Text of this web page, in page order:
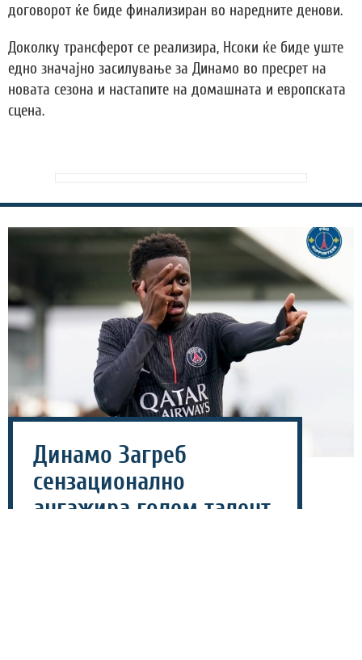
договорот ќе биде финализиран во наредните денови.
Доколку трансферот се реализира, Нсоки ќе биде уште
едно значајно засилување за Динамо во пресрет на
новата сезона и настапите на домашната и европската
сцена.
Динамо Загреб
сензационално
ангажира голем талент